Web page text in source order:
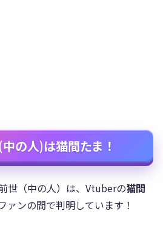
の人)は猫間たま！
世（中の人）は、Vtuberの猫間
ァンの間で判明しています！